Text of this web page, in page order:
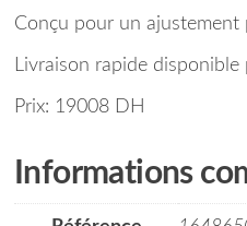
Conçu pour un ajustement
Livraison rapide
Prix: 19008 DH
Informations